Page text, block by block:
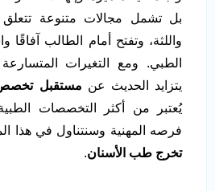
بل تشمل مجالات متنوعة
واللثة، وتفتح أمام الطالب
الطبي. ومع التغيرات
يتزايد الحديث عن مستقبل
يُعتبر من أكثر التخصصات
فرصه المهنية وسنتناول في هذا
تخرج طب الأسنان.